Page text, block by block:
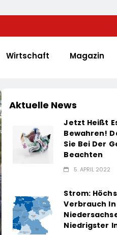
Wirtschaft Magazin
Aktuelle News
Jetzt Heißt
Bewahren!
Sie Bei Der
Beachten
5. APRIL 2022
Strom:
Verbrauch In
Niedrigster